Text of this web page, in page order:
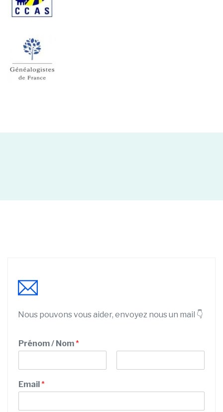
Nous pouvons vous aider, envoyez nous un mail 👇
Prénom / Nom*
r
é
Email*